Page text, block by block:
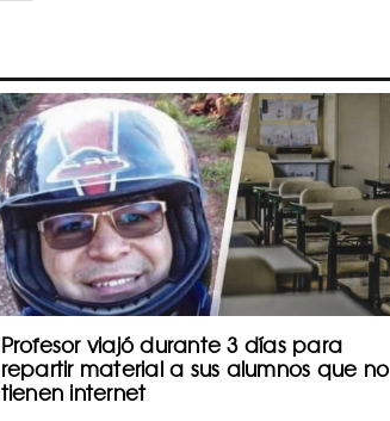
Profesor viajó durante 3 días para
repartir material a sus alumnos que no
tienen internet